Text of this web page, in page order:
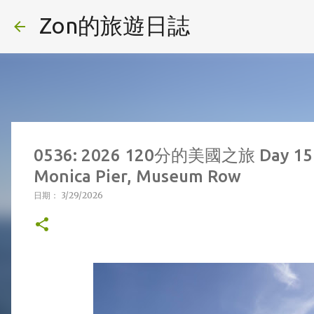
Zon的旅遊日誌
0536: 2026 120分的美國之旅 Day
Monica Pier, Museum Row
日期： 3/29/2026